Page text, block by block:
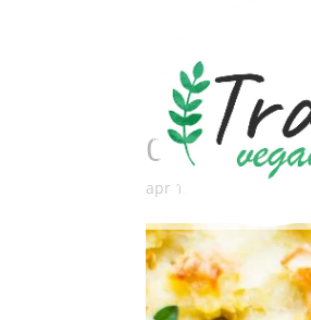
Cottage pie
apr 15, 2020